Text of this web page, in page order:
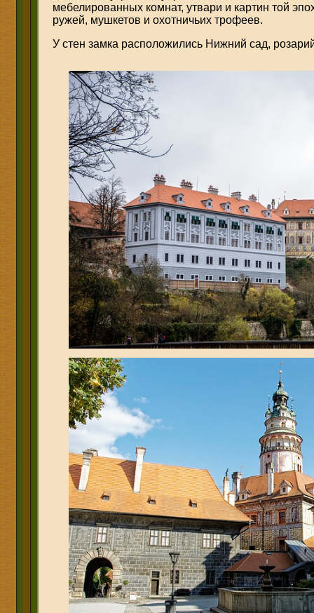
мебелированных комнат, утвари и картин той
ружей, мушкетов и охотничьих трофеев.
У стен замка расположились Нижний сад,